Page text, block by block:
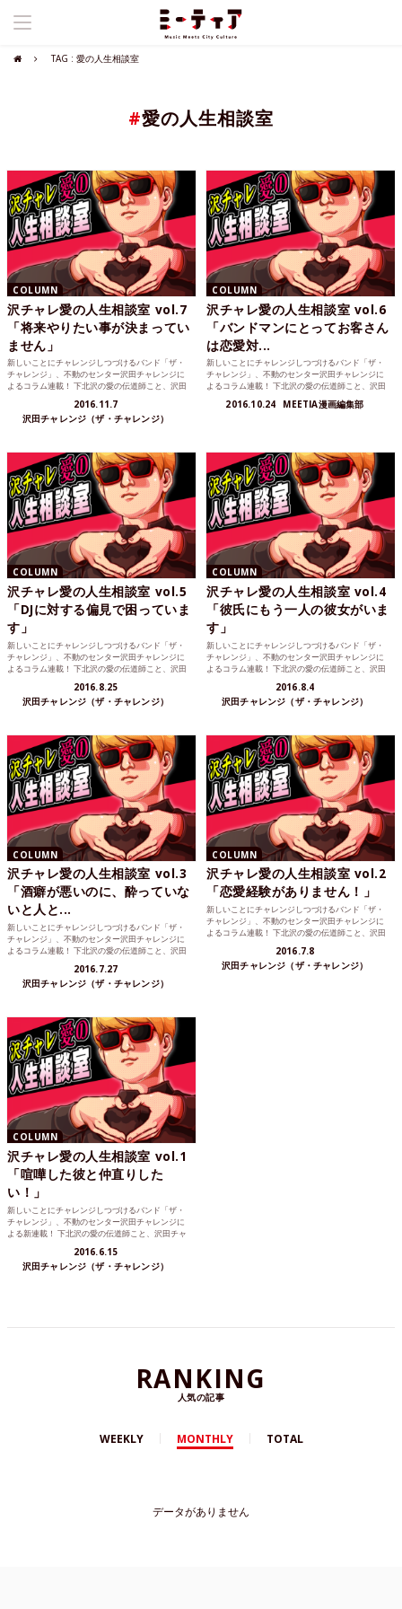
TAG : 愛の人生相談室
#愛の人生相談室
COLUMN
沢チャレ愛の人生相談室 vol.7
「将来やりたい事が決まってい
ません」
新しいことにチャレンジしつづけるバンド「ザ・
チャレンジ」、不動のセンター沢田チャレンジに
よるコラム連載！ 下北沢の愛の伝道師こと、沢田
2016.11.7
沢田チャレンジ（ザ・チャレンジ）
COLUMN
沢チャレ愛の人生相談室 vol.6
「バンドマンにとってお客さん
は恋愛対...
新しいことにチャレンジしつづけるバンド「ザ・
チャレンジ」、不動のセンター沢田チャレンジに
よるコラム連載！ 下北沢の愛の伝道師こと、沢田
2016.10.24 MEETIA漫画編集部
COLUMN
沢チャレ愛の人生相談室 vol.5
「DJに対する偏見で困っていま
す」
新しいことにチャレンジしつづけるバンド「ザ・
チャレンジ」、不動のセンター沢田チャレンジに
よるコラム連載！ 下北沢の愛の伝道師こと、沢田
2016.8.25
沢田チャレンジ（ザ・チャレンジ）
COLUMN
沢チャレ愛の人生相談室 vol.4
「彼氏にもう一人の彼女がいま
す」
新しいことにチャレンジしつづけるバンド「ザ・
チャレンジ」、不動のセンター沢田チャレンジに
よるコラム連載！ 下北沢の愛の伝道師こと、沢田
2016.8.4
沢田チャレンジ（ザ・チャレンジ）
COLUMN
沢チャレ愛の人生相談室 vol.3
「酒癖が悪いのに、酔っていな
いと人と...
新しいことにチャレンジしつづけるバンド「ザ・
チャレンジ」、不動のセンター沢田チャレンジに
よるコラム連載！ 下北沢の愛の伝道師こと、沢田
2016.7.27
沢田チャレンジ（ザ・チャレンジ）
COLUMN
沢チャレ愛の人生相談室 vol.2
「恋愛経験がありません！」
新しいことにチャレンジしつづけるバンド「ザ・
チャレンジ」、不動のセンター沢田チャレンジに
よるコラム連載！ 下北沢の愛の伝道師こと、沢田
2016.7.8
沢田チャレンジ（ザ・チャレンジ）
COLUMN
沢チャレ愛の人生相談室 vol.1
「喧嘩した彼と仲直りした
い！」
新しいことにチャレンジしつづけるバンド「ザ・
チャレンジ」、不動のセンター沢田チャレンジに
よる新連載！ 下北沢の愛の伝道師こと、沢田チャ
2016.6.15
沢田チャレンジ（ザ・チャレンジ）
RANKING
人気の記事
WEEKLY MONTHLY TOTAL
データがありません